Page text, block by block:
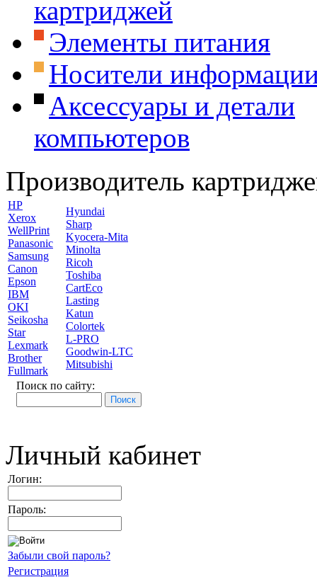
картриджей
Элементы питания
Носители
Аксессуары и детали
компьютеров
Производитель
HP
Xerox
WellPrint
Panasonic
Samsung
Canon
Epson
IBM
OKI
Seikosha
Star
Lexmark
Brother
Fullmark
Hyundai
Sharp
Kyocera-Mita
Minolta
Ricoh
Toshiba
CartEco
Lasting
Katun
Colortek
L-PRO
Goodwin-LTC
Mitsubishi
Поиск по сайту:
Личный кабинет
Логин:
Пароль:
Забыли свой пароль?
Регистрация